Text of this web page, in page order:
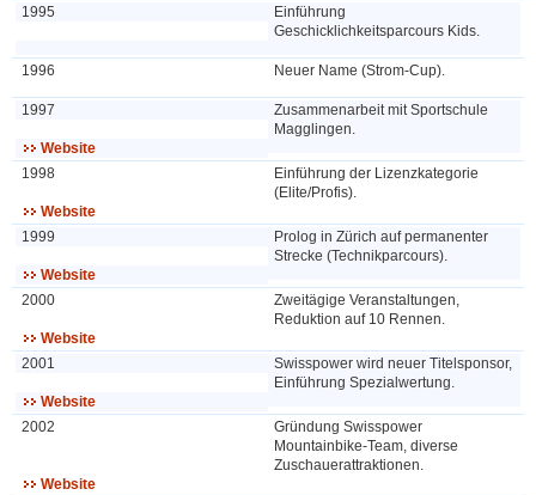
1995
Einführung
Geschicklichkeitsparcours Kids.
1996 Neuer Name (Strom-Cup).
1997
Zusammenarbeit mit Sportschule
Magglingen.
Website
1998
Einführung der Lizenzkategorie
(Elite/Profis).
Website
1999
Prolog in Zürich auf permanenter
Strecke (Technikparcours).
Website
2000
Zweitägige Veranstaltungen,
Reduktion auf 10 Rennen.
Website
2001
Swisspower wird neuer Titelsponsor,
Einführung Spezialwertung.
Website
2002
Gründung Swisspower
Mountainbike-Team, diverse
Zuschauerattraktionen.
Website